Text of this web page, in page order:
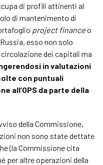
di profili attinenti al
di mantenimento di
project financeo
esso non solo
dei capitali ma
in valutazioni
con puntuali
all’OPS da parte della
della Commissione,
non sono state dettate
(la Commissione cita
per altre operazioni della